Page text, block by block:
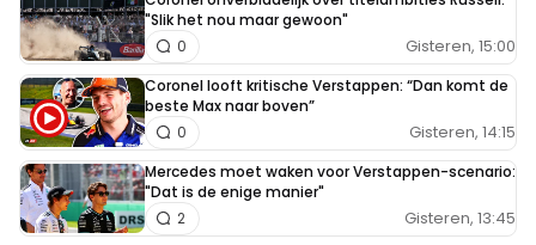
"Slik het nou maar gewoon"
Gisteren, 15:00
0
Coronel looft kritische Verstappen: “Dan komt de
beste Max naar boven”
Gisteren, 14:15
0
Mercedes moet waken voor Verstappen-scenario:
"Dat is de enige manier"
Gisteren, 13:45
2